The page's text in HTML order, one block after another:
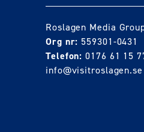
Roslagen Media
Org nr: 559301-0431
Telefon: 0176 61 15
info@visitroslagen.se